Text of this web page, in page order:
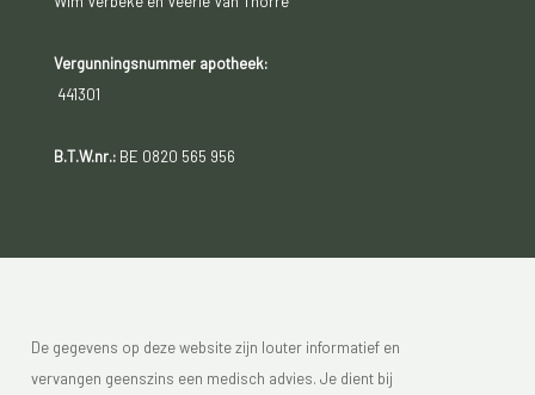
Vergunningsnummer apotheek:
441301
B.T.W.nr.:BE 0820 565 956
De gegevens op deze website zijn louter informatief en
vervangen geenszins een medisch advies. Je dient bij